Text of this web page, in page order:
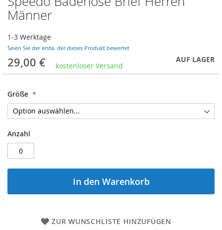
Männer
1-3 Werktage
Seien Sie der erste, der dieses Produkt bewertet
29,00 € kostenloser Versand
AUF LAGER
Größe
Anzahl
In den Warenkorb
ZUR WUNSCHLISTE HINZUFÜGEN
Anfang
der
springen